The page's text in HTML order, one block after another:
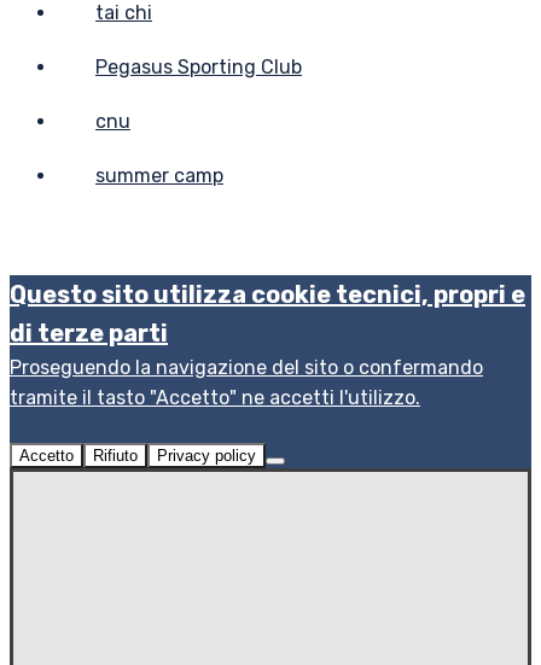
tai chi
Pegasus Sporting Club
cnu
summer camp
Questo sito utilizza cookie tecnici, propri e
di terze parti
Proseguendo la navigazione del sito o confermando
tramite il tasto "Accetto" ne accetti l'utilizzo.
Accetto Rifiuto Privacy policy